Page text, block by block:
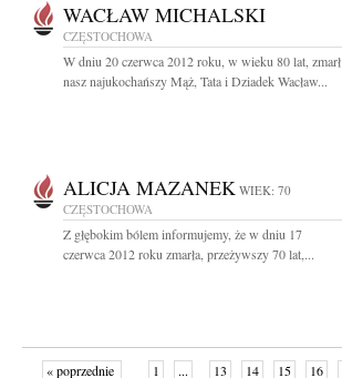
WACŁAW MICHALSKI
CZĘSTOCHOWA
W dniu 20 czerwca 2012 roku, w wieku 80 lat, zmarł
nasz najukochańszy Mąż, Tata i Dziadek Wacław...
ALICJA MAZANEK WIEK: 70
CZĘSTOCHOWA
Z głębokim bólem informujemy, że w dniu 17
czerwca 2012 roku zmarła, przeżywszy 70 lat,...
« poprzednie 1 ... 13 14 15 16